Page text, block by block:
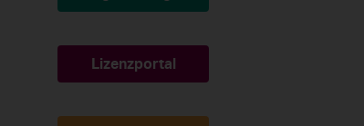
Lizenzportal